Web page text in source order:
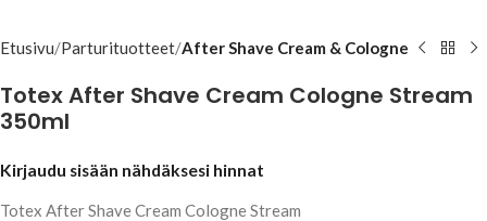
Etusivu Parturituotteet After Shave Cream & Cologne
Totex After Shave Cream Cologne Stream
350ml
Kirjaudu sisään nähdäksesi hinnat
Totex After Shave Cream Cologne Stream